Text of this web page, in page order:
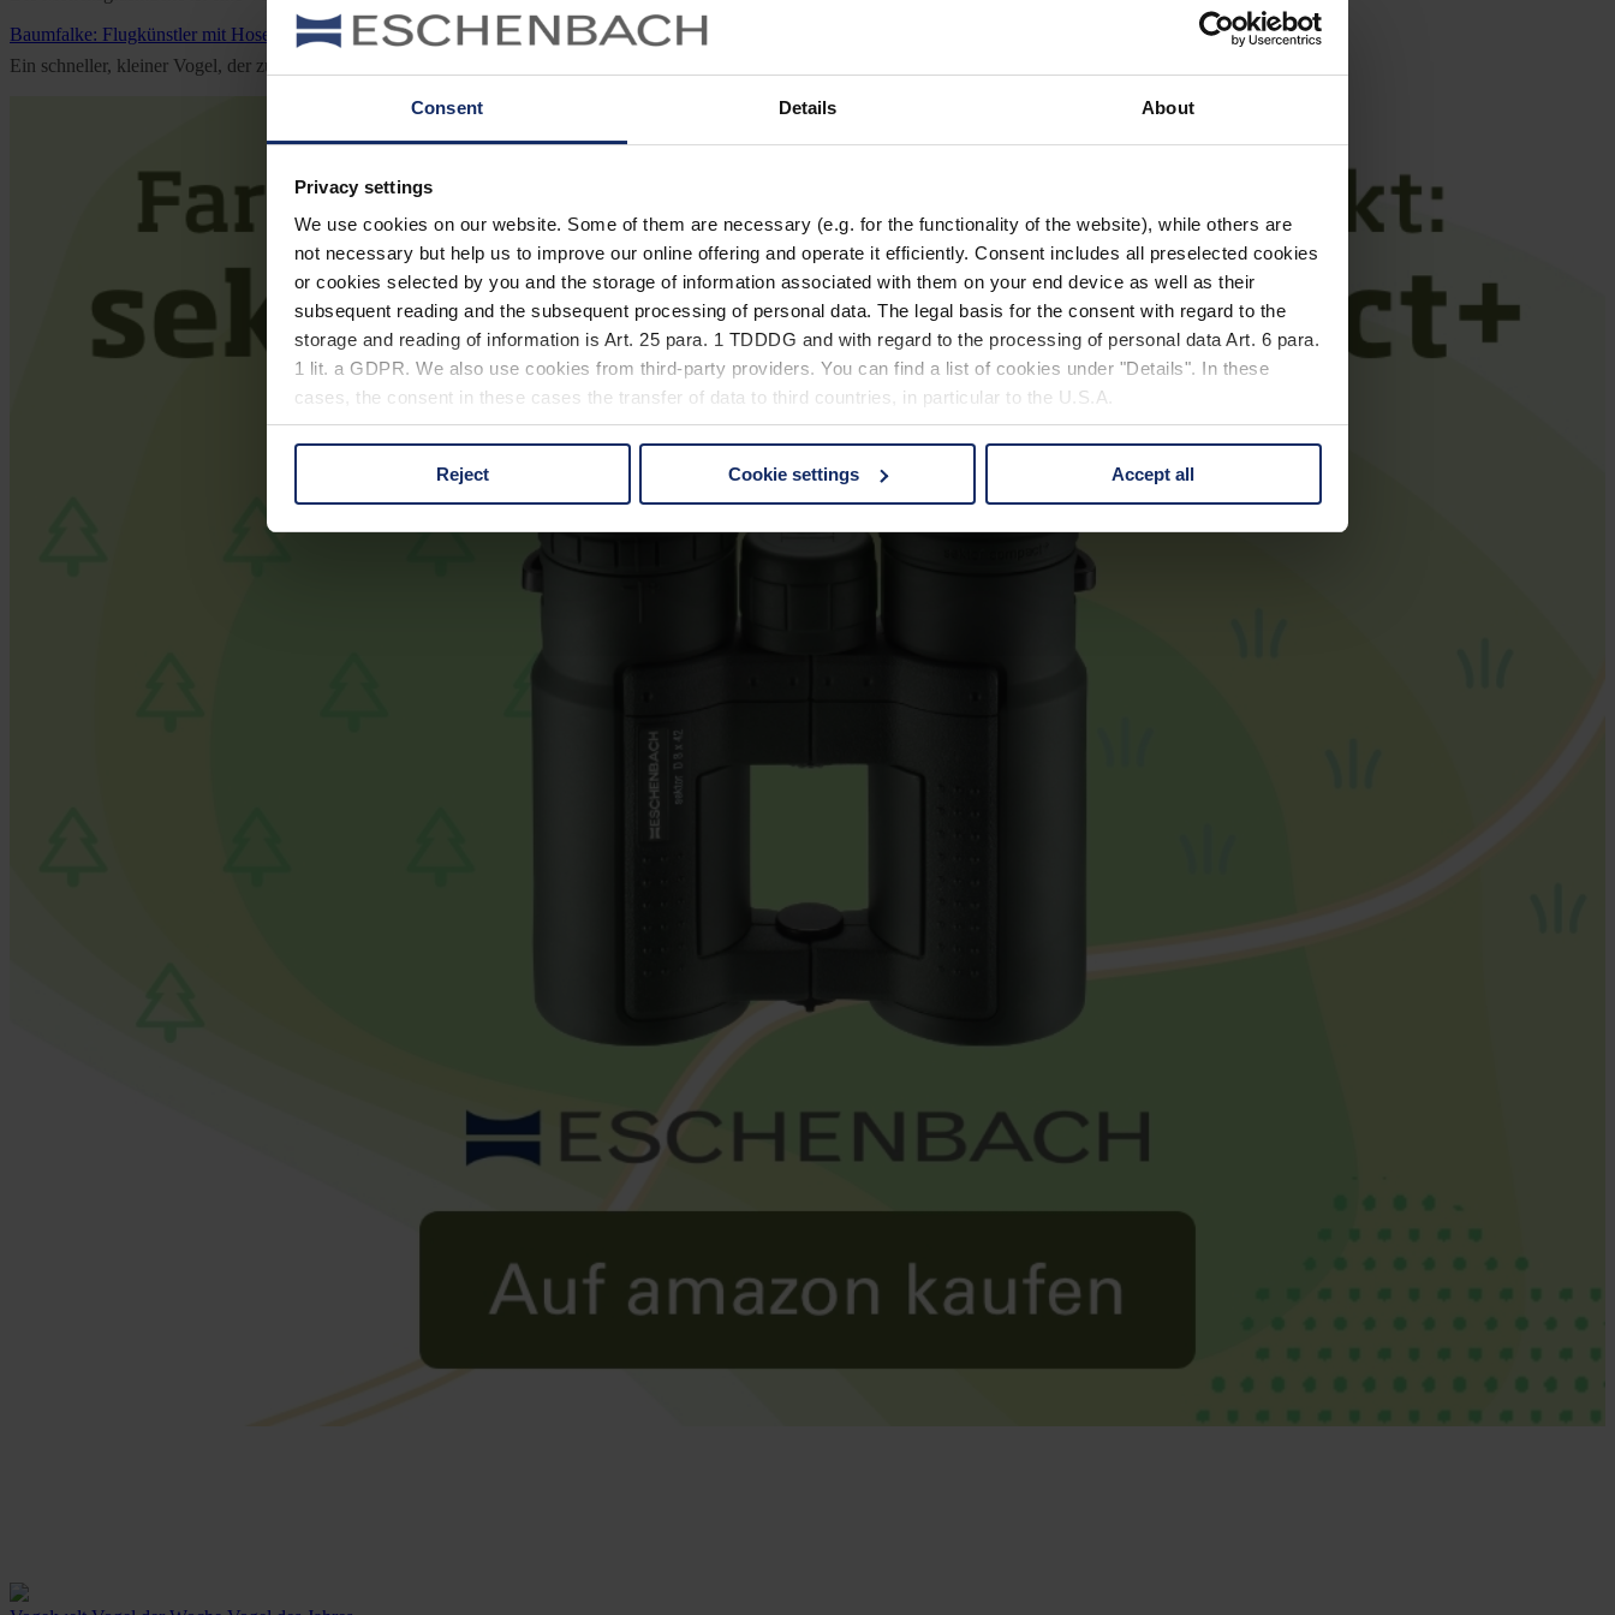
Consent Details About
Privacy settings
We use cookies on our website. Some of them are necessary (e.g. for the functionality of the website), while others are
not necessary but help us to improve our online offering and operate it efficiently. Consent includes all preselected cookies
or cookies selected by you and the storage of information associated with them on your end device as well as their
subsequent reading and the subsequent processing of personal data. The legal basis for the consent with regard to the
storage and reading of information is Art. 25 para. 1 TDDDG and with regard to the processing of personal data Art. 6 para.
1 lit. a GDPR. We also use cookies from third-party providers. You can find a list of cookies under "Details". In these
cases, the consent in these cases the transfer of data to third countries, in particular to the U.S.A.
You can consent to the use of non-essential cookies by clicking on the "Accept all" button or change your mind by clicking
Further information on the procedures used and your rights can be found in our Privacy Policy
Reject Cookie settings Accept all
Baumfalke: Flugkünstler mit Hose
Ein schneller, kleiner Vogel, der zum Überwintern bis nach Afrika fliegt und sich nicht einmal die Mühe machen muss, ein eigenes Nest zu bauen: der Baumfalke.